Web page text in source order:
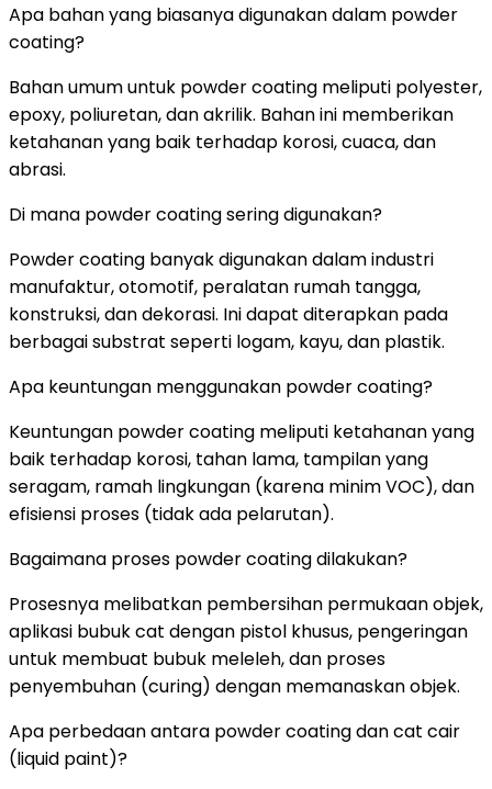
Apa bahan yang biasanya digunakan dalam powder
coating?
Bahan umum untuk powder coating meliputi polyester,
epoxy, poliuretan, dan akrilik. Bahan ini memberikan
ketahanan yang baik terhadap korosi, cuaca, dan
abrasi.
Di mana powder coating sering digunakan?
Powder coating banyak digunakan dalam industri
manufaktur, otomotif, peralatan rumah tangga,
konstruksi, dan dekorasi. Ini dapat diterapkan pada
berbagai substrat seperti logam, kayu, dan plastik.
Apa keuntungan menggunakan powder coating?
Keuntungan powder coating meliputi ketahanan yang
baik terhadap korosi, tahan lama, tampilan yang
seragam, ramah lingkungan (karena minim VOC), dan
efisiensi proses (tidak ada pelarutan).
Bagaimana proses powder coating dilakukan?
Prosesnya melibatkan pembersihan permukaan objek,
aplikasi bubuk cat dengan pistol khusus, pengeringan
untuk membuat bubuk meleleh, dan proses
penyembuhan (curing) dengan memanaskan objek.
Apa perbedaan antara powder coating dan cat cair
(liquid paint)?